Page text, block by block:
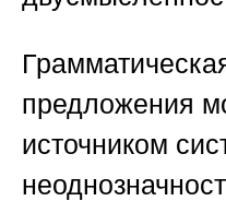
предложения
источником